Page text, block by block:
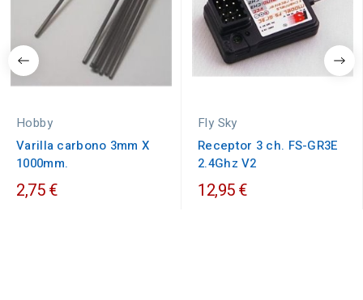
Hobby
Varilla carbono 3mm X
1000mm.
2,75 €
Fly Sky
Receptor 3 ch. FS-GR3E
2.4Ghz V2
12,95 €